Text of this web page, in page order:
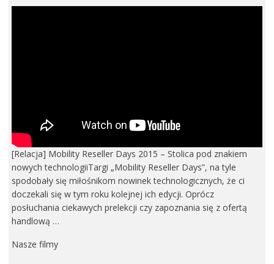
[Relacja] Mobility Reseller Days 2015 – Stolica pod znakiem
nowych technologiiTargi „Mobility Reseller Days”, na tyle
spodobały się miłośnikom nowinek technologicznych, że ci
doczekali się w tym roku kolejnej ich edycji. Oprócz
posłuchania ciekawych prelekcji czy zapoznania się z ofertą
handlową …
Nasze filmy